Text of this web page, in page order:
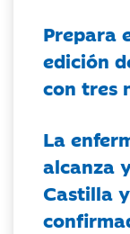
Prepara
edición
con tres
La
alcanza
Castilla